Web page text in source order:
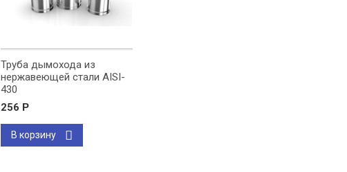
Труба дымохода из
нержавеющей стали AISI-
430
256 Р
В корзину